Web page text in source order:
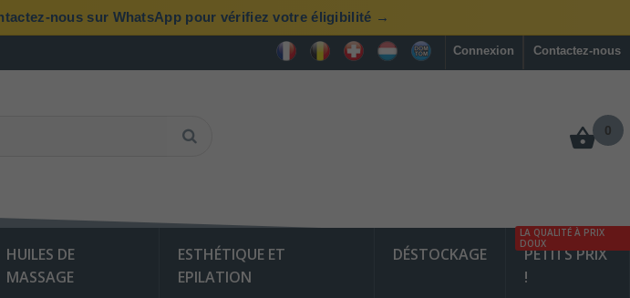
nous sur WhatsApp pour vérifiez votre éligibilité →
Contactez-nous
Connexion
0
HUILES DE
MASSAGE
ESTHÉTIQUE ET
EPILATION
DÉSTOCKAGE
PETITS PRIX
!
LA QUALITÉ À PRIX
DOUX